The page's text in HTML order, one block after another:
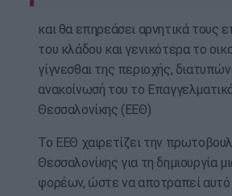
και θα επηρεάσει αρνητικά τους
του κλάδου και γενικότερα το
γίγνεσθαι της περιοχής,
ανακοίνωσή του το
Θεσσαλονίκης (ΕΕΘ).
Το ΕΕΘ χαιρετίζει την
Θεσσαλονίκης για τη δημιουργία
φορέων, ώστε να αποτραπεί αυτό